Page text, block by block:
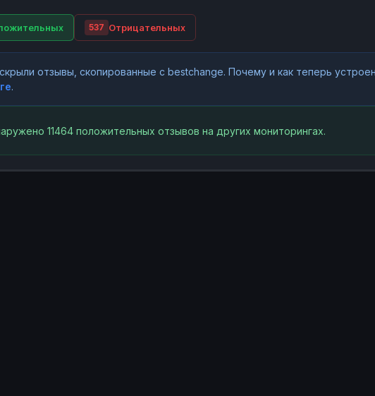
537 Отрицательных
отзывы, скопированные с bestchange. Почему и как теперь
.
11464 положительных отзывов на других мониторингах.